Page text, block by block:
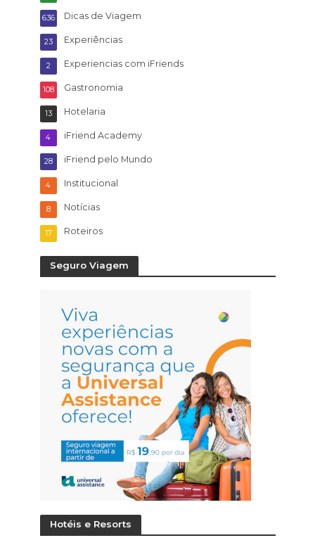
Dicas de Viagem
636
Experiências
23
Experiencias com iFriends
2
Gastronomia
108
Hotelaria
13
iFriend Academy
4
iFriend pelo Mundo
28
Institucional
4
Notícias
8
Roteiros
17
Seguro Viagem
Hotéis e Resorts